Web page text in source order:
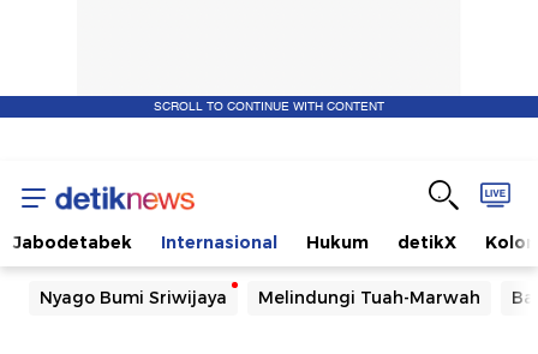
SCROLL TO CONTINUE WITH CONTENT
Jabodetabek Internasional Hukum detikX
Nyago Bumi Sriwijaya Melindungi Tuah-Marwah